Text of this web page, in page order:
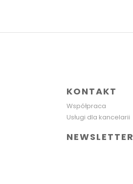
KONTAKT
Współpraca
Usługi dla kancelarii
NEWSLETTER